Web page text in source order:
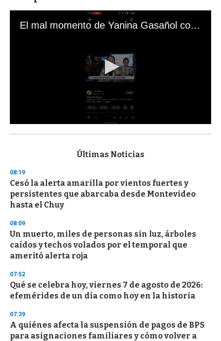
El mal momento de Yanina Gasañol con un hincha argentino en "Subrayado"
s
d
s
o
f
3
s
e
c
o
n
Últimas Noticias
08:19
Cesó la alerta amarilla por vientos fuertes y
persistentes que abarcaba desde Montevideo
hasta el Chuy
08:09
Un muerto, miles de personas sin luz, árboles
caídos y techos volados por el temporal que
ameritó alerta roja
07:52
Qué se celebra hoy, viernes 7 de agosto de 2026:
efemérides de un día como hoy en la historia
07:39
A quiénes afecta la suspensión de pagos de BPS
para asignaciones familiares y cómo volver a